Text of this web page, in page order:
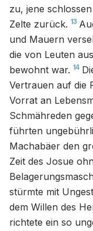
zu, jene
Zelte zurück. 13
und Mauern
die von Leuten
bewohnt war. 14
Vertrauen auf die
Vorrat an
Schmähreden
führten
Machabäer den
Zeit des Josue
stürmte mit
dem Willen des
richtete ein so